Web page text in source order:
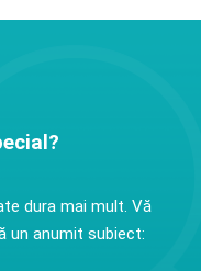
dura mai mult. Vă
un anumit subiect: